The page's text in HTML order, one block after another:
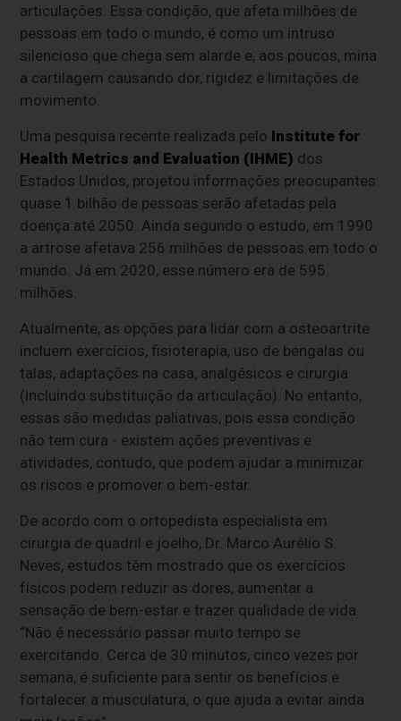
articulações. Essa condição, que afeta milhões de
pessoas em todo o mundo, é como um intruso
silencioso que chega sem alarde e, aos poucos, mina
a cartilagem causando dor, rigidez e limitações de
movimento.
Uma pesquisa recente realizada pelo Institute for
Health Metrics and Evaluation (IHME) dos
Estados Unidos, projetou informações preocupantes:
quase 1 bilhão de pessoas serão afetadas pela
doença até 2050. Ainda segundo o estudo, em 1990
a artrose afetava 256 milhões de pessoas em todo o
mundo. Já em 2020, esse número era de 595
milhões.
Atualmente, as opções para lidar com a osteoartrite
incluem exercícios, fisioterapia, uso de bengalas ou
talas, adaptações na casa, analgésicos e cirurgia
(incluindo substituição da articulação). No entanto,
essas são medidas paliativas, pois essa condição
não tem cura - existem ações preventivas e
atividades, contudo, que podem ajudar a minimizar
os riscos e promover o bem-estar.
De acordo com o ortopedista especialista em
cirurgia de quadril e joelho, Dr. Marco Aurélio S.
Neves, estudos têm mostrado que os exercícios
físicos podem reduzir as dores, aumentar a
sensação de bem-estar e trazer qualidade de vida.
“Não é necessário passar muito tempo se
exercitando. Cerca de 30 minutos, cinco vezes por
semana, é suficiente para sentir os benefícios e
fortalecer a musculatura, o que ajuda a evitar ainda